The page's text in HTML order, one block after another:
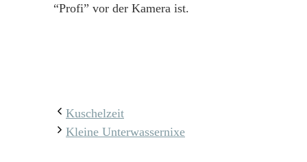
“Profi” vor der Kamera ist.
Kuschelzeit
Kleine Unterwassernixe